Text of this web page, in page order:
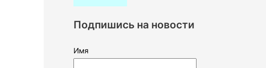
:
Подпишись на новости
Имя